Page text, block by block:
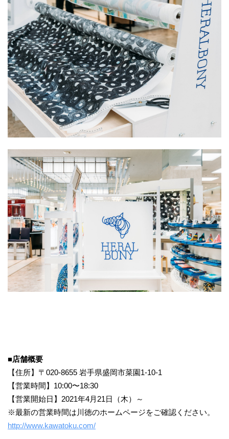
■店舗概要
【住所】〒020-8655 岩手県盛岡市菜園1-10-1
【営業時間】10:00〜18:30
【営業開始日】2021年4月21日（木）～
※最新の営業時間は川徳のホームページをご確認ください。
http://www.kawatoku.com/